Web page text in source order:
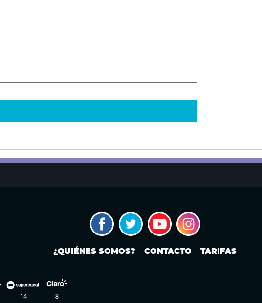
¿QUIÉNES SOMOS? CONTACTO TARIFAS